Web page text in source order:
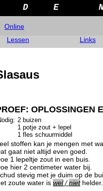
D E
Online
Lessen Links
OPLOSSINGEN
2 buizen
1 potje zout + lepel
1 fles schuurmiddel
stoffen kan je mengen met
gaat niet altijd even goed.
1 lepeltje zout in een buis.
hier 2 centimeter water bij.
stevig met je duim op de
zoute water is wel/niethelder.